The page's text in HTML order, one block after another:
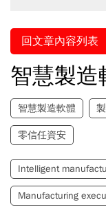
回文章內容列表
智慧製造
智慧製造軟體
零信任資安
Intelligent
Manufacturing